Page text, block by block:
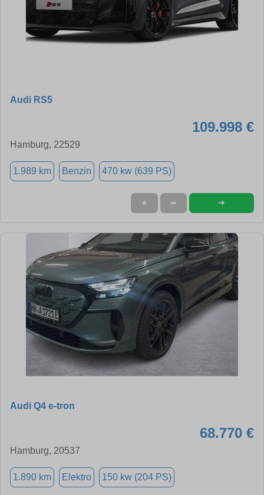
Audi RS5
109.998 €
Hamburg, 22529
1.989 km Benzin 470 kw (639 PS)
★ ➦ ➜
Audi Q4 e-tron
68.770 €
Hamburg, 20537
1.890 km Elektro 150 kw (204 PS)